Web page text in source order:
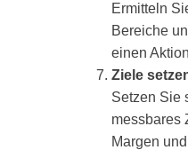
Ermitteln
Bereiche
einen
Ziele
Setzen Sie
messbares
Margen